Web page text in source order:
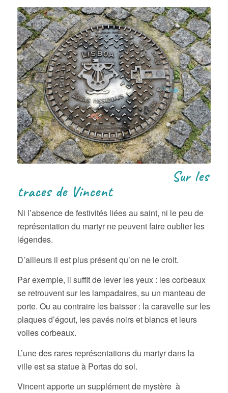
Sur les
traces de Vincent
Ni l’absence de festivités liées au saint, ni le peu de
représentation du martyr ne peuvent faire oublier les
légendes.
D’ailleurs il est plus présent qu’on ne le croit.
Par exemple, il suffit de lever les yeux : les corbeaux
se retrouvent sur les lampadaires, su un manteau de
porte. Ou au contraire les baisser : la caravelle sur les
plaques d’égout, les pavés noirs et blancs et leurs
voiles corbeaux.
L’une des rares représentations du martyr dans la
ville est sa statue à Portas do sol.
Vincent apporte un supplément de mystère à